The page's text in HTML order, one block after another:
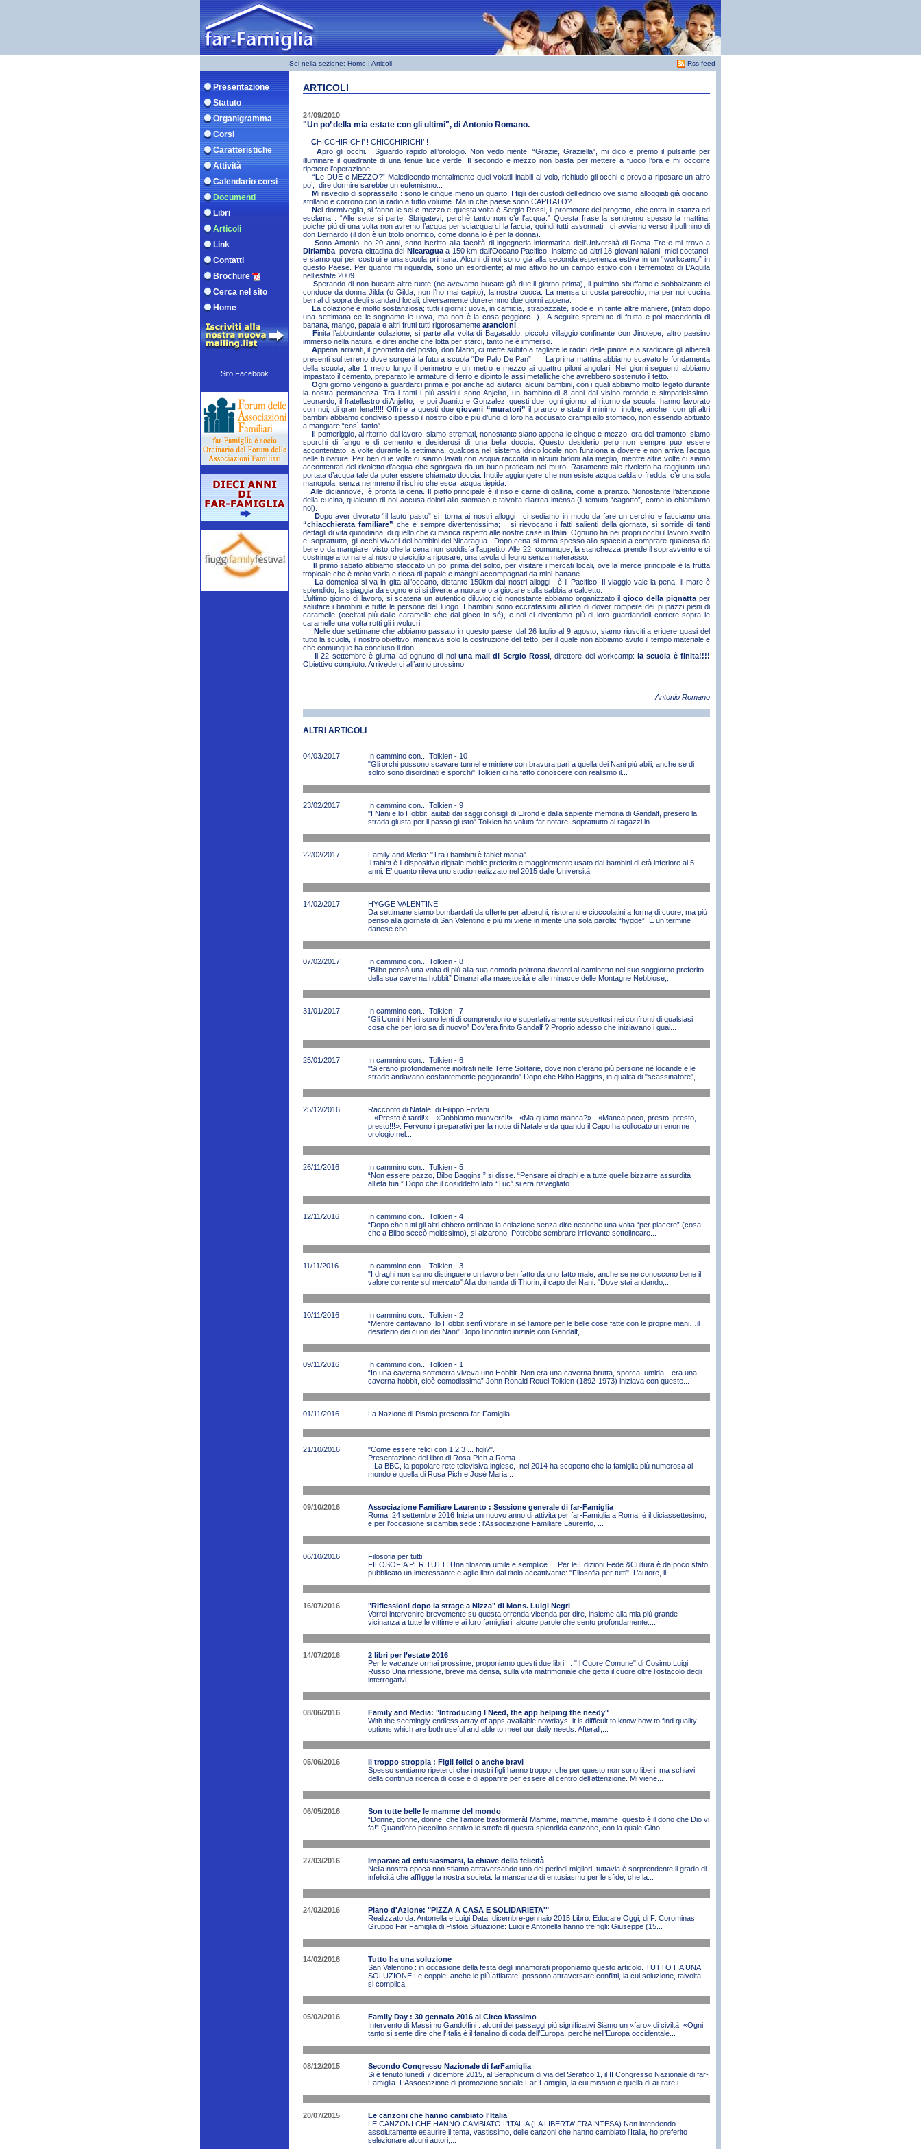
Sei nella sezione: Home | Articoli Rss feed
Presentazione
Statuto
Organigramma
Corsi
Caratteristiche
Attività
Calendario corsi
Documenti
Libri
Articoli
Link
Contatti
Brochure
Cerca nel sito
Home
Sito Facebook
ARTICOLI
24/09/2010
"Un po’ della mia estate con gli ultimi", di Antonio Romano.
CHICCHIRICHI’ ! CHICCHIRICHI’ !
Apro gli occhi. Sguardo rapido all’orologio. Non vedo niente. “Grazie, Graziella”, mi dico e premo il pulsante per
illuminare il quadrante di una tenue luce verde. Il secondo e mezzo non basta per mettere a fuoco l’ora e mi occorre
ripetere l’operazione.
“Le DUE e MEZZO?” Maledicendo mentalmente quei volatili inabili al volo, richiudo gli occhi e provo a riposare un altro
po’; dire dormire sarebbe un eufemismo...
Mi risveglio di soprassalto : sono le cinque meno un quarto. I figli dei custodi dell’edificio ove siamo alloggiati già giocano,
strillano e corrono con la radio a tutto volume. Ma in che paese sono CAPITATO?
Nel dormiveglia, si fanno le sei e mezzo e questa volta è Sergio Rossi, il promotore del progetto, che entra in stanza ed
esclama : “Alle sette si parte. Sbrigatevi, perchè tanto non c’è l’acqua.” Questa frase la sentiremo spesso la mattina,
poichè più di una volta non avremo l’acqua per sciacquarci la faccia; quindi tutti assonnati, ci avviamo verso il pullmino di
don Bernardo (il don è un titolo onorifico, come donna lo è per la donna).
Sono Antonio, ho 20 anni, sono iscritto alla facoltà di ingegneria informatica dell'Università di Roma Tre e mi trovo a
Diriamba , povera cittadina del Nicaraguaa 150 km dall’Oceano Pacifico, insieme ad altri 18 giovani italiani, miei coetanei,
e siamo qui per costruire una scuola primaria. Alcuni di noi sono già alla seconda esperienza estiva in un “workcamp” in
questo Paese. Per quanto mi riguarda, sono un esordiente; al mio attivo ho un campo estivo con i terremotati di L’Aquila
nell’estate 2009.
Sperando di non bucare altre ruote (ne avevamo bucate già due il giorno prima), il pulmino sbuffante e sobbalzante ci
conduce da donna Jilda (o Gilda, non l’ho mai capito), la nostra cuoca. La mensa ci costa parecchio, ma per noi cucina
ben al di sopra degli standard locali; diversamente dureremmo due giorni appena.
La colazione è molto sostanziosa; tutti i giorni : uova, in camicia, strapazzate, sode e in tante altre maniere, (infatti dopo
una settimana ce le sognamo le uova, ma non è la cosa peggiore...). A seguire spremute di frutta e poi macedonia di
banana, mango, papaia e altri frutti tutti rigorosamente arancioni
Finita l’abbondante colazione, si parte alla volta di Bagasaldo, piccolo villaggio confinante con Jinotepe, altro paesino
immerso nella natura, e direi anche che lotta per starci, tanto ne è immerso.
Appena arrivati, il geometra del posto, don Mario, ci mette subito a tagliare le radici delle piante e a sradicare gli alberelli
presenti sul terreno dove sorgerà la futura scuola “De Palo De Pan”. La prima mattina abbiamo scavato le fondamenta
della scuola, alte 1 metro lungo il perimetro e un metro e mezzo ai quattro piloni angolari. Nei giorni seguenti abbiamo
impastato il cemento, preparato le armature di ferro e dipinto le assi metalliche che avrebbero sostenuto il tetto.
Ogni giorno vengono a guardarci prima e poi anche ad aiutarci alcuni bambini, con i quali abbiamo molto legato durante
la nostra permanenza. Tra i tanti i più assidui sono Anjelito, un bambino di 8 anni dal visino rotondo e simpaticissimo,
Leonardo, il fratellastro di Anjelito, e poi Juanito e Gonzalez; questi due, ogni giorno, al ritorno da scuola, hanno lavorato
con noi, di gran lena!!!!! Offrire a questi duegiovani “muratori” il pranzo è stato il minimo; inoltre, anche con gli altri
bambini abbiamo condiviso spesso il nostro cibo e più d’uno di loro ha accusato crampi allo stomaco, non essendo abituato
a mangiare “così tanto”.
Il pomeriggio, al ritorno dal lavoro, siamo stremati, nonostante siano appena le cinque e mezzo, ora del tramonto; siamo
sporchi di fango e di cemento e desiderosi di una bella doccia. Questo desiderio però non sempre può essere
accontentato, a volte durante la settimana, qualcosa nel sistema idrico locale non funziona a dovere e non arriva l’acqua
nelle tubature. Per ben due volte ci siamo lavati con acqua raccolta in alcuni bidoni alla meglio, mentre altre volte ci siamo
accontentati del rivoletto d’acqua che sgorgava da un buco praticato nel muro. Raramente tale rivoletto ha raggiunto una
portata d’acqua tale da poter essere chiamato doccia. Inutile aggiungere che non esiste acqua calda o fredda: c’è una sola
manopola, senza nemmeno il rischio che esca acqua tiepida.
Alle diciannove, è pronta la cena. Il piatto principale è il riso e carne di gallina, come a pranzo. Nonostante l’attenzione
della cucina, qualcuno di noi accusa dolori allo stomaco e talvolta diarrea intensa (il temuto “cagotto”, come lo chiamiamo
noi).
Dopo aver divorato “il lauto pasto” si torna ai nostri alloggi : ci sediamo in modo da fare un cerchio e facciamo una
“chiacchierata familiare” che è sempre divertentissima; si rievocano i fatti salienti della giornata, si sorride di tanti
dettagli di vita quotidiana, di quello che ci manca rispetto alle nostre case in Italia. Ognuno ha nei propri occhi il lavoro svolto
e, soprattutto, gli occhi vivaci dei bambini del Nicaragua. Dopo cena si torna spesso allo spaccio a comprare qualcosa da
bere o da mangiare, visto che la cena non soddisfa l’appetito. Alle 22, comunque, la stanchezza prende il sopravvento e ci
costringe a tornare al nostro giaciglio a riposare, una tavola di legno senza materasso.
Il primo sabato abbiamo staccato un po’ prima del solito, per visitare i mercati locali, ove la merce principale è la frutta
tropicale che è molto varia e ricca di papaie e manghi accompagnati da mini-banane.
La domenica si va in gita all’oceano, distante 150km dai nostri alloggi : è il Pacifico. Il viaggio vale la pena, il mare è
splendido, la spiaggia da sogno e ci si diverte a nuotare o a giocare sulla sabbia a calcetto.
L’ultimo giorno di lavoro, si scatena un autentico diluvio; ciò nonostante abbiamo organizzato ilgioco della pignatta per
salutare i bambini e tutte le persone del luogo. I bambini sono eccitatissimi all’idea di dover rompere dei pupazzi pieni di
caramelle (eccitati più dalle caramelle che dal gioco in sé), e noi ci divertiamo più di loro guardandoli correre sopra le
caramelle una volta rotti gli involucri.
Nelle due settimane che abbiamo passato in questo paese, dal 26 luglio al 9 agosto, siamo riusciti a erigere quasi del
tutto la scuola, il nostro obiettivo; mancava solo la costruzione del tetto, per il quale non abbiamo avuto il tempo materiale e
che comunque ha concluso il don.
Il 22 settembre è giunta ad ognuno di noi una mail di Sergio Rossi, direttore del workcamp:la scuola è finita!!!!
Obiettivo compiuto. Arrivederci all’anno prossimo.
Antonio Romano
ALTRI ARTICOLI
04/03/2017
In cammino con... Tolkien - 10
"Gli orchi possono scavare tunnel e miniere con bravura pari a quella dei Nani più abili, anche se di
solito sono disordinati e sporchi" Tolkien ci ha fatto conoscere con realismo il...
23/02/2017
In cammino con... Tolkien - 9
"I Nani e lo Hobbit, aiutati dai saggi consigli di Elrond e dalla sapiente memoria di Gandalf, presero la
strada giusta per il passo giusto" Tolkien ha voluto far notare, soprattutto ai ragazzi in...
22/02/2017
Family and Media: "Tra i bambini è tablet mania"
Il tablet è il dispositivo digitale mobile preferito e maggiormente usato dai bambini di età inferiore ai 5
anni. E’ quanto rileva uno studio realizzato nel 2015 dalle Università...
14/02/2017
HYGGE VALENTINE
Da settimane siamo bombardati da offerte per alberghi, ristoranti e cioccolatini a forma di cuore, ma più
penso alla giornata di San Valentino e più mi viene in mente una sola parola: “hygge”. È un termine
danese che...
07/02/2017
In cammino con... Tolkien - 8
“Bilbo pensò una volta di più alla sua comoda poltrona davanti al caminetto nel suo soggiorno preferito
della sua caverna hobbit” Dinanzi alla maestosità e alle minacce delle Montagne Nebbiose,...
31/01/2017
In cammino con... Tolkien - 7
“Gli Uomini Neri sono lenti di comprendonio e superlativamente sospettosi nei confronti di qualsiasi
cosa che per loro sa di nuovo” Dov’era finito Gandalf ? Proprio adesso che iniziavano i guai...
25/01/2017
In cammino con... Tolkien - 6
"Si erano profondamente inoltrati nelle Terre Solitarie, dove non c’erano più persone né locande e le
strade andavano costantemente peggiorando" Dopo che Bilbo Baggins, in qualità di "scassinatore",...
25/12/2016
Racconto di Natale, di Filippo Forlani
«Presto è tardi!» - «Dobbiamo muoverci!» - «Ma quanto manca?» - «Manca poco, presto, presto,
presto!!!». Fervono i preparativi per la notte di Natale e da quando il Capo ha collocato un enorme
orologio nel...
26/11/2016
In cammino con... Tolkien - 5
“Non essere pazzo, Bilbo Baggins!” si disse. “Pensare ai draghi e a tutte quelle bizzarre assurdità
all’età tua!” Dopo che il cosiddetto lato “Tuc” si era risvegliato...
12/11/2016
In cammino con... Tolkien - 4
“Dopo che tutti gli altri ebbero ordinato la colazione senza dire neanche una volta “per piacere” (cosa
che a Bilbo seccò moltissimo), si alzarono. Potrebbe sembrare irrilevante sottolineare...
11/11/2016
In cammino con... Tolkien - 3
"I draghi non sanno distinguere un lavoro ben fatto da uno fatto male, anche se ne conoscono bene il
valore corrente sul mercato" Alla domanda di Thorin, il capo dei Nani: "Dove stai andando,...
10/11/2016
In cammino con... Tolkien - 2
“Mentre cantavano, lo Hobbit sentì vibrare in sé l’amore per le belle cose fatte con le proprie mani…il
desiderio dei cuori dei Nani” Dopo l’incontro iniziale con Gandalf,...
09/11/2016
In cammino con... Tolkien - 1
“In una caverna sottoterra viveva uno Hobbit. Non era una caverna brutta, sporca, umida…era una
caverna hobbit, cioè comodissima” John Ronald Reuel Tolkien (1892-1973) iniziava con queste...
01/11/2016 La Nazione di Pistoia presenta far-Famiglia
21/10/2016
"Come essere felici con 1,2,3 ... figli?".
Presentazione del libro di Rosa Pich a Roma
La BBC, la popolare rete televisiva inglese, nel 2014 ha scoperto che la famiglia più numerosa al
mondo è quella di Rosa Pich e José Maria...
09/10/2016
Associazione Familiare Laurento : Sessione generale di far-Famiglia
Roma, 24 settembre 2016 Inizia un nuovo anno di attività per far-Famiglia a Roma, è il diciassettesimo,
e per l’occasione si cambia sede : l’Associazione Familiare Laurento, ...
06/10/2016
Filosofia per tutti
FILOSOFIA PER TUTTI Una filosofia umile e semplice Per le Edizioni Fede &Cultura è da poco stato
pubblicato un interessante e agile libro dal titolo accattivante: "Filosofia per tutti". L’autore, il...
16/07/2016
"Riflessioni dopo la strage a Nizza" di Mons. Luigi Negri
Vorrei intervenire brevemente su questa orrenda vicenda per dire, insieme alla mia più grande
vicinanza a tutte le vittime e ai loro famigliari, alcune parole che sento profondamente....
14/07/2016
2 libri per l’estate 2016
Per le vacanze ormai prossime, proponiamo questi due libri : "Il Cuore Comune" di Cosimo Luigi
Russo Una riflessione, breve ma densa, sulla vita matrimoniale che getta il cuore oltre l’ostacolo degli
interrogativi...
08/06/2016
Family and Media: "Introducing I Need, the app helping the needy"
With the seemingly endless array of apps avaliable nowdays, it is difficult to know how to find quality
options which are both useful and able to meet our daily needs. Afterall,...
05/06/2016
Il troppo stroppia : Figli felici o anche bravi
Spesso sentiamo ripeterci che i nostri figli hanno troppo, che per questo non sono liberi, ma schiavi
della continua ricerca di cose e di apparire per essere al centro dell’attenzione. Mi viene...
06/05/2016
Son tutte belle le mamme del mondo
“Donne, donne, donne, che l’amore trasformerà! Mamme, mamme, mamme, questo è il dono che Dio vi
fa!” Quand’ero piccolino sentivo le strofe di questa splendida canzone, con la quale Gino...
27/03/2016
Imparare ad entusiasmarsi, la chiave della felicità
Nella nostra epoca non stiamo attraversando uno dei periodi migliori, tuttavia è sorprendente il grado di
infelicità che affligge la nostra società: la mancanza di entusiasmo per le sfide, che la...
24/02/2016
Piano d'Azione: "PIZZA A CASA E SOLIDARIETA'"
Realizzato da: Antonella e Luigi Data: dicembre-gennaio 2015 Libro: Educare Oggi, di F. Corominas
Gruppo Far Famiglia di Pistoia Situazione: Luigi e Antonella hanno tre figli: Giuseppe (15...
14/02/2016
Tutto ha una soluzione
San Valentino : in occasione della festa degli innamorati proponiamo questo articolo. TUTTO HA UNA
SOLUZIONE Le coppie, anche le più affiatate, possono attraversare conflitti, la cui soluzione, talvolta,
si complica...
05/02/2016
Family Day : 30 gennaio 2016 al Circo Massimo
Intervento di Massimo Gandolfini : alcuni dei passaggi più significativi Siamo un «faro» di civiltà. «Ogni
tanto si sente dire che l’Italia è il fanalino di coda dell’Europa, perché nell’Europa occidentale...
08/12/2015
Secondo Congresso Nazionale di farFamiglia
Si è tenuto lunedì 7 dicembre 2015, al Seraphicum di via del Serafico 1, il II Congresso Nazionale di far-
Famiglia. L’Associazione di promozione sociale Far-Famiglia, la cui mission è quella di aiutare i...
20/07/2015
Le canzoni che hanno cambiato l'Italia
LE CANZONI CHE HANNO CAMBIATO L’ITALIA (LA LIBERTA’ FRAINTESA) Non intendendo
assolutamente esaurire il tema, vastissimo, delle canzoni che hanno cambiato l’Italia, ho preferito
selezionare alcuni autori,...